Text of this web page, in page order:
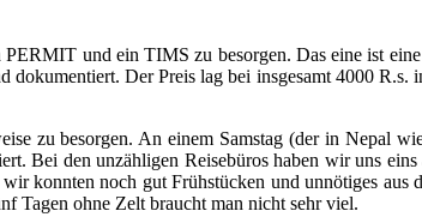
PERMIT und ein TIMS zu besorgen. Das eine ist
dokumentiert. Der Preis lag bei insgesamt 4000
zu besorgen. An einem Samstag (der in Nepal
Bei den unzähligen Reisebüros haben wir uns
konnten noch gut Frühstücken und unnötiges
Tagen ohne Zelt braucht man nicht sehr viel.